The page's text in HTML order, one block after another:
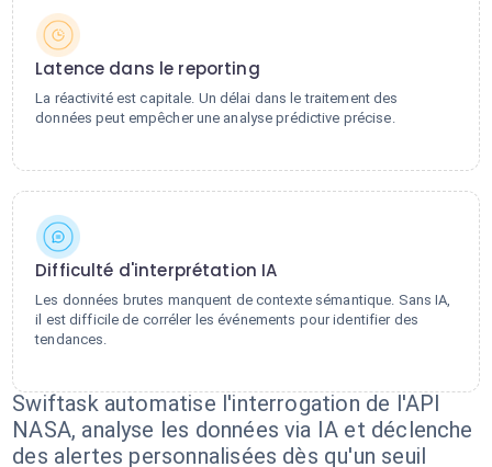
Latence dans le reporting
La réactivité est capitale. Un délai dans le traitement des
données peut empêcher une analyse prédictive précise.
Difficulté d'interprétation IA
Les données brutes manquent de contexte sémantique. Sans IA,
il est difficile de corréler les événements pour identifier des
tendances.
Swiftask automatise l'interrogation de l'API
NASA, analyse les données via IA et déclenche
des alertes personnalisées dès qu'un seuil